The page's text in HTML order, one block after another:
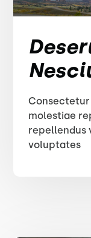
molestiae
repellendus
voluptates